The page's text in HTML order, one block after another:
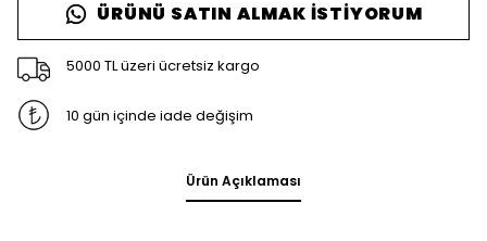
ÜRÜNÜ SATIN ALMAK İSTIYORUM
5000 TL üzeri ücretsiz kargo
10 gün içinde iade değişim
Ürün Açıklaması